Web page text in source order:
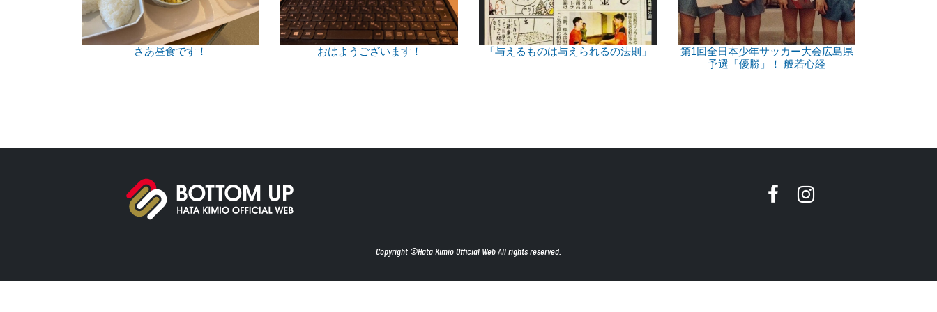
さあ昼食です！ おはようございます！ 「与えるものは与えられるの法則」
第1回全日本少年サッカー大会広島県
予選「優勝」！ 般若心経
Copyright ©Hata Kimio Official Web All rights reserved.